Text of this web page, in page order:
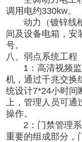
调用电约330kw。
动力（镀锌线槽
间及设备电箱，安
号。
八、弱点系统工程
1：高清视频监
机，通过千兆交换
统设计7*24小时间
上，管理人员可
操作。
2：门禁管理系
重要的组成部分，